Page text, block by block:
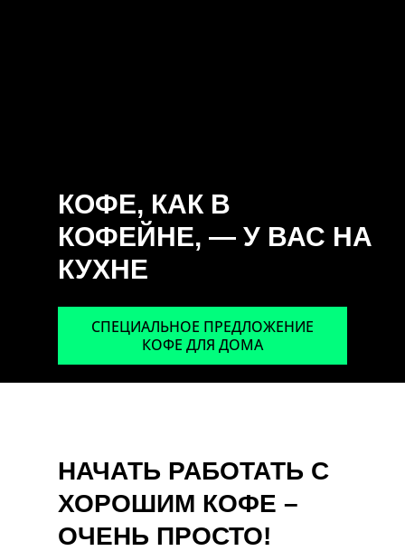
КОФЕ, КАК В
КОФЕЙНЕ, — У ВАС НА
КУХНЕ
СПЕЦИАЛЬНОЕ ПРЕДЛОЖЕНИЕ
КОФЕ ДЛЯ ДОМА
НАЧАТЬ РАБОТАТЬ С
ХОРОШИМ КОФЕ –
ОЧЕНЬ ПРОСТО!